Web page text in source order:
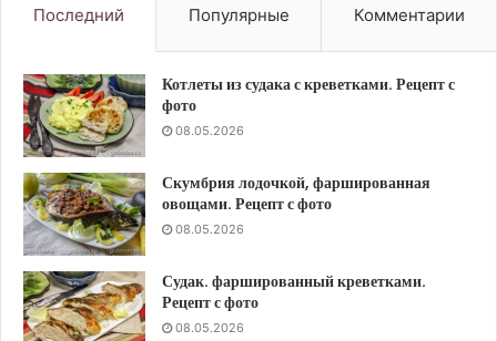
Последний Популярные Комментарии
Котлеты из судака с креветками. Рецепт с
фото
08.05.2026
Скумбрия лодочкой, фаршированная
овощами. Рецепт с фото
08.05.2026
Судак. фаршированный креветками.
Рецепт с фото
08.05.2026